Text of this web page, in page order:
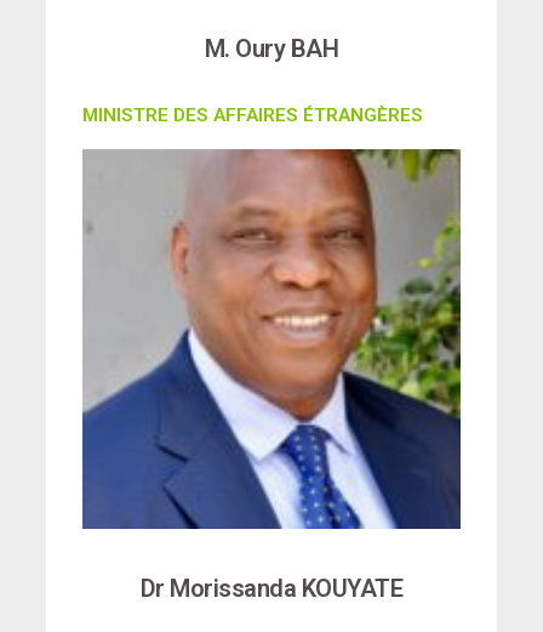
M. Oury BAH
MINISTRE DES AFFAIRES ÉTRANGÈRES
Dr Morissanda KOUYATE